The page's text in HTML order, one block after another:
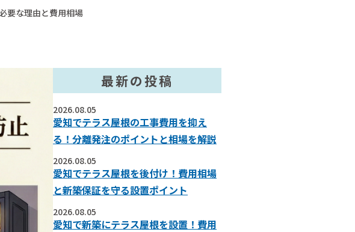
要な理由と費用相場
最新の投稿
2026.08.05
愛知でテラス屋根の工事費用を抑え
る！分離発注のポイントと相場を解説
2026.08.05
愛知でテラス屋根を後付け！費用相場
と新築保証を守る設置ポイント
2026.08.05
愛知で新築にテラス屋根を設置！費用